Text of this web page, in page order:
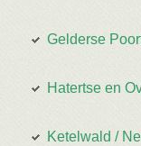
Gelderse
Hatertse en
Ketelwald /